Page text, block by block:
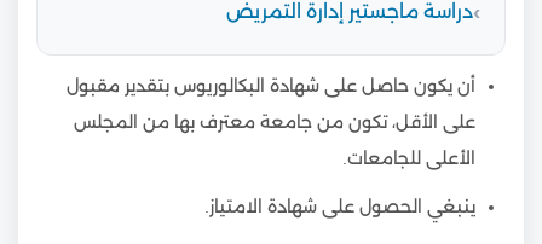
دراسة ماجستير إدارة التمريض
أن يكون حاصل على شهادة البكالوريوس بتقدير مقبول
على الأقل، تكون من جامعة معترف بها من المجلس
الأعلى للجامعات.
ينبغي الحصول على شهادة الامتياز.